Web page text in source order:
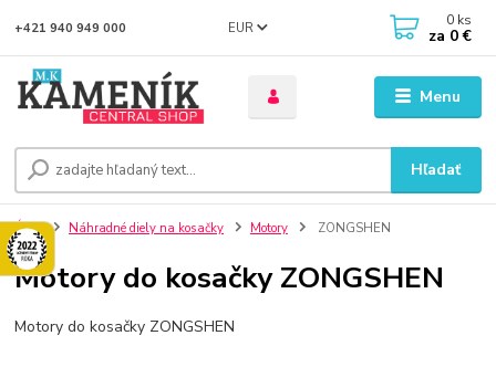
Menu
EUR
Hľadať
+421 940 949 000 0 ks
za 0 €
Úvod Náhradné diely na kosačky Motory ZONGSHEN
Motory do kosačky ZONGSHEN
Motory do kosačky ZONGSHEN